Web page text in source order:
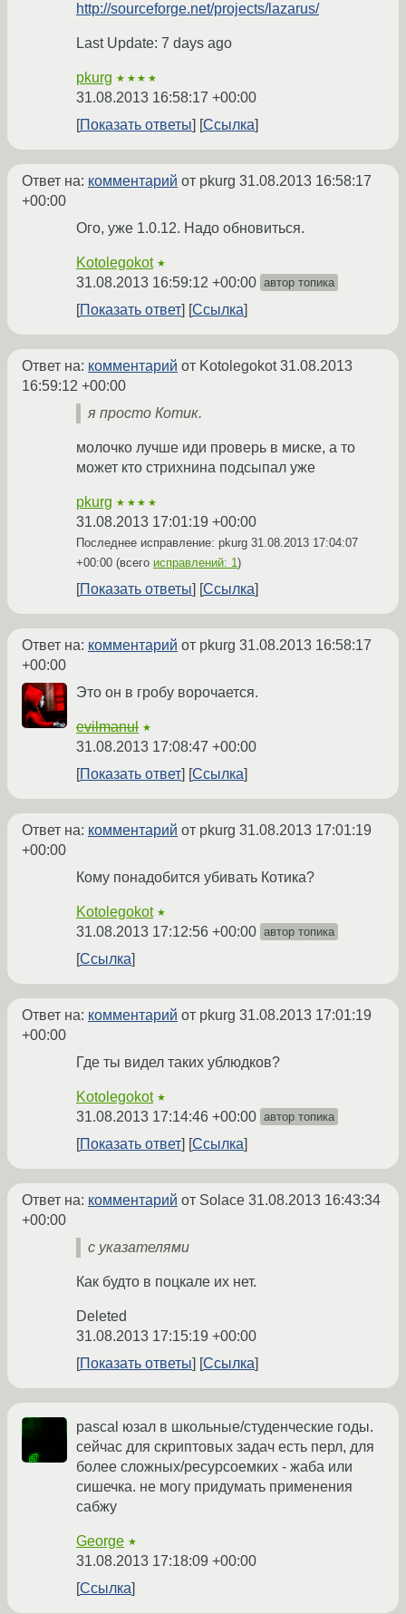
http://sourceforge.net/projects/lazarus/
Last Update: 7 days ago
pkurg ★★★★
31.08.2013 16:58:17 +00:00
Показать ответы
Ссылка
Ответ на: комментарий от pkurg 31.08.2013 16:58:17
+00:00
Ого, уже 1.0.12. Надо обновиться.
Kotolegokot ★
31.08.2013 16:59:12 +00:00 автор топика
Показать ответ Ссылка
Ответ на: комментарий от Kotolegokot31.08.2013
16:59:12 +00:00
я просто Котик.
молочко лучше иди проверь в миске, а то
может кто стрихнина подсыпал уже
pkurg ★★★★
31.08.2013 17:01:19 +00:00
Последнее исправление: pkurg 31.08.2013 17:04:07
+00:00 (всего исправлений: 1)
Показать ответы Ссылка
Ответ на: комментарий от pkurg 31.08.2013 16:58:17
+00:00
Это он в гробу ворочается.
evilmanul ★
31.08.2013 17:08:47 +00:00
Показать ответ
Ссылка
Ответ на: комментарий от pkurg 31.08.2013 17:01:19
+00:00
Кому понадобится убивать Котика?
Kotolegokot ★
31.08.2013 17:12:56 +00:00 автор топика
Ссылка
Ответ на: комментарий от pkurg 31.08.2013 17:01:19
+00:00
Где ты видел таких ублюдков?
Kotolegokot ★
31.08.2013 17:14:46 +00:00 автор топика
Показать ответ Ссылка
Ответ на: комментарий от Solace 31.08.2013 16:43:34
+00:00
с указателями
Как будто в поцкале их нет.
Deleted
31.08.2013 17:15:19 +00:00
Показать ответы
Ссылка
pascal юзал в школьные/студенческие годы.
сейчас для скриптовых задач есть перл, для
более сложных/ресурсоемких - жаба или
сишечка. не могу придумать применения
сабжу
George ★
31.08.2013 17:18:09 +00:00
Ссылка